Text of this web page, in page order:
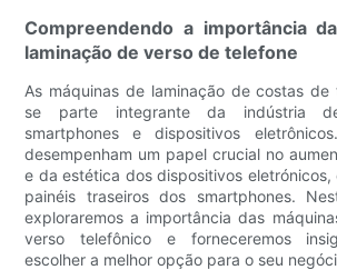
Compreendendo a importância
laminação de verso de telefone
As máquinas de laminação de costas de
se parte integrante da indústria
smartphones e dispositivos
desempenham um papel crucial no
e da estética dos dispositivos eletrónicos,
painéis traseiros dos smartphones.
exploraremos a importância das
verso telefônico e forneceremos
escolher a melhor opção para o seu